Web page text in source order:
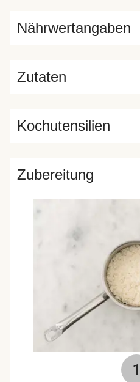
Zutaten
Nährwertangaben
Kochutensilien
Zubereitung
1